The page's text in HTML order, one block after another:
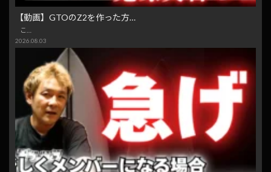
【動画】GTOのZ2を作った方…
こ…
2026.08.03